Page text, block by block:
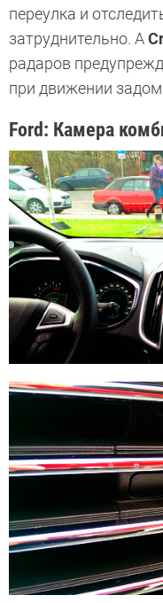
переулка и
затруднительно. А
радаров
при движении
Ford: Камера